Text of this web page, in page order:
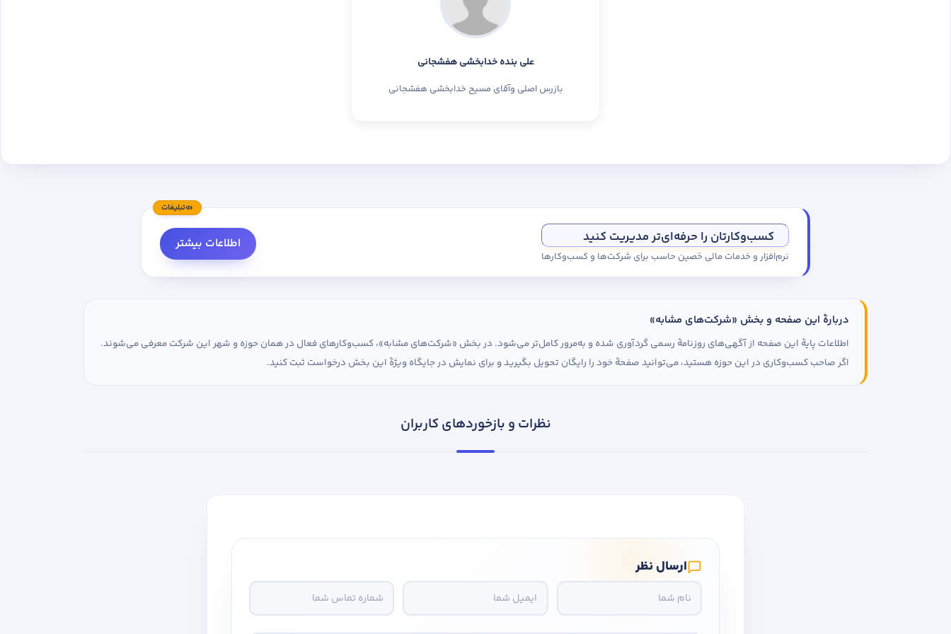
علی بنده خدابخشی هفشجانی
بازرس اصلی وآقای مسیح خدابخشی هفشجانی
تبلیغات
کسب‌وکارتان را حرفه‌ای‌تر مدیریت کنید
نرم‌افزار و خدمات مالی حَصین حاسب برای شرکت‌ها و کسب‌وکارها
اطلاعات بیشتر
دربارهٔ این صفحه و بخش «شرکت‌های مشابه»
اطلاعات پایهٔ این صفحه از آگهی‌های روزنامهٔ رسمی گردآوری شده و به‌مرور کامل‌تر می‌شود. در بخش «شرکت‌های مشابه»، کسب‌وکارهای فعال در همان حوزه و شهر این شرکت معرفی می‌شوند.
اگر صاحب کسب‌وکاری در این حوزه هستید، می‌توانید صفحهٔ خود را رایگان تحویل بگیرید و برای نمایش در جایگاه ویژهٔ این بخش درخواست ثبت کنید.
نظرات و بازخوردهای کاربران
ارسال نظر